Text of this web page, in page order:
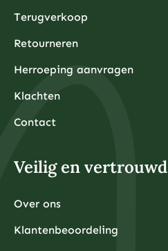
Terugverkoop
Retourneren
Herroeping aanvragen
Klachten
Contact
Veilig en vertrouwd
Over ons
Klantenbeoordeling